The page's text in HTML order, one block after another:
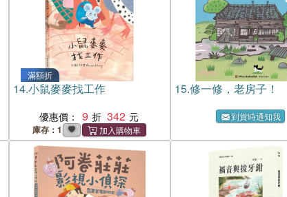
滿額折
14.小鼠麥麥找工作
優惠價： 9 342
庫存：1
15.修一修，老房子！
到貨時通知我